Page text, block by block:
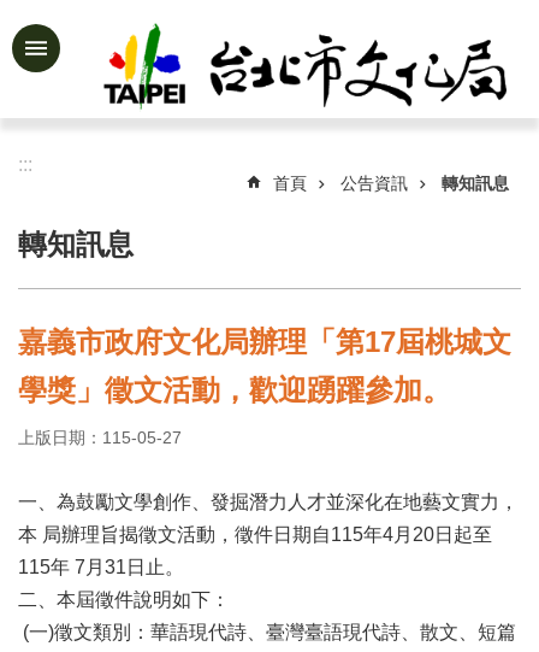
跳到主要內容區塊
進
告
訊
認
文
局
業
務
項
目
:::
首頁 公告資訊 轉知訊息
轉知訊息
嘉義市政府文化局辦理「第17屆桃城文
學獎」徵文活動，歡迎踴躍參加。
上版日期：115-05-27
一、為鼓勵文學創作、發掘潛力人才並深化在地藝文實力，
本 局辦理旨揭徵文活動，徵件日期自115年4月20日起至
115年 7月31日止。
二、本屆徵件說明如下：
(一)徵文類別：華語現代詩、臺灣臺語現代詩、散文、短篇